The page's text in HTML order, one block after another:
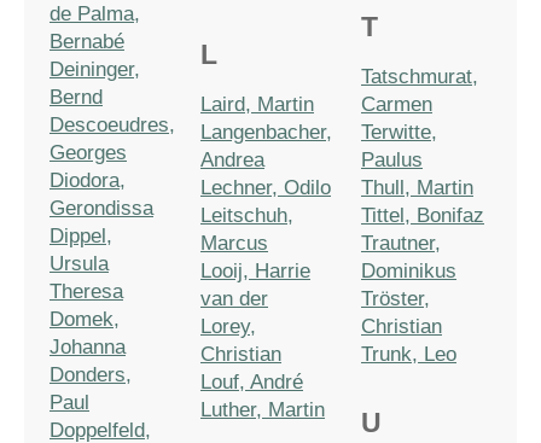
de Palma,
Bernabé
Deininger,
Bernd
Descoeudres,
Georges
Diodora,
Gerondissa
Dippel,
Ursula
Theresa
Domek,
Johanna
Donders,
Paul
Doppelfeld,
L
Laird, Martin
Langenbacher,
Andrea
Lechner, Odilo
Leitschuh,
Marcus
Looij, Harrie
van der
Lorey,
Christian
Louf, André
Luther, Martin
T
Tatschmurat,
Carmen
Terwitte,
Paulus
Thull, Martin
Tittel, Bonifaz
Trautner,
Dominikus
Tröster,
Christian
Trunk, Leo
U